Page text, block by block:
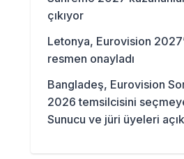
çıkıyor
Letonya, Eurovision
resmen onayladı
Bangladeş, Eurovision
2026 temsilcisini
Sunucu ve jüri üyeleri